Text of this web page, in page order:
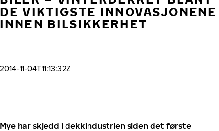
DE VIKTIGSTE INNOVASJONENE
INNEN BILSIKKERHET
2014-11-04T11:13:32Z
Mye har skjedd i dekkindustrien siden det første